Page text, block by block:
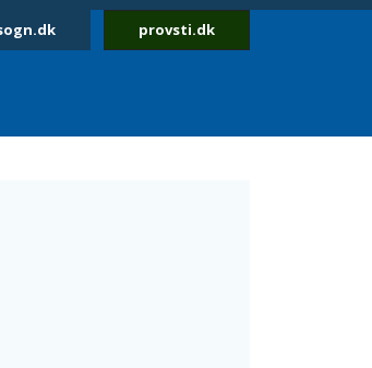
provsti.dk